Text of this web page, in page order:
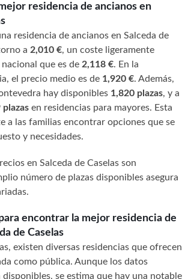
residencia de ancianos en
residencia de ancianos en Salceda de
a 2,010 €, un coste ligeramente
que es de 2,118 €. En la
el precio medio es de 1,920 €. Además,
hay disponibles 1,820 plazas, y a
plazas en residencias para mayores. Esta
a las familias encontrar opciones que se
y necesidades.
en Salceda de Caselas son
número de plazas disponibles asegura
encontrar la mejor residencia de
de Caselas
existen diversas residencias que ofrecen
como pública. Aunque los datos
se estima que hay una notable